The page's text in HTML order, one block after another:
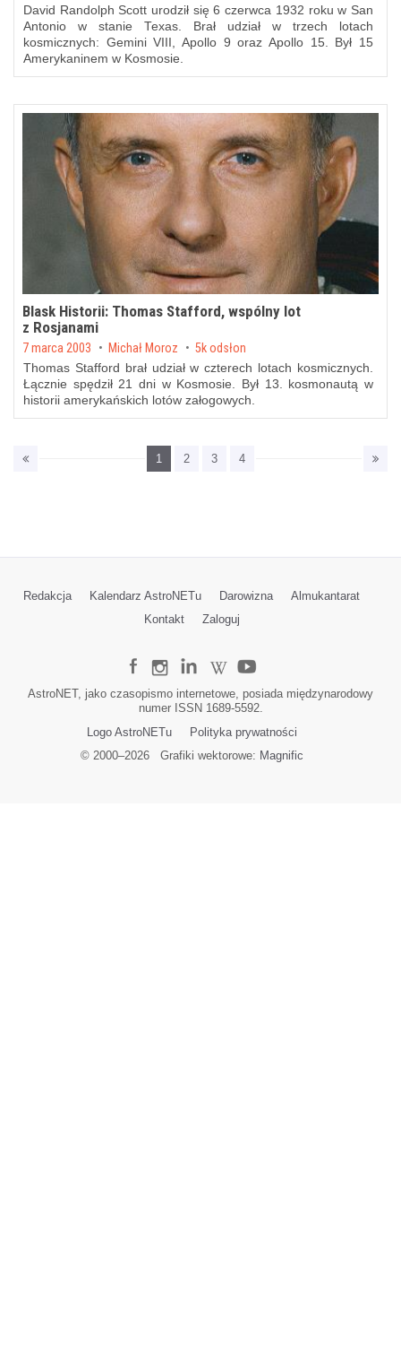
David Randolph Scott urodził się 6 czerwca 1932 roku w San
Antonio w stanie Texas. Brał udział w trzech lotach
kosmicznych: Gemini VIII, Apollo 9 oraz Apollo 15. Był 15
Amerykaninem w Kosmosie.
Blask Historii: Thomas Stafford, wspólny lot
z Rosjanami
Posted on
7 marca 2003 by Michał Moroz 5k odsłon
Thomas Stafford brał udział w czterech lotach kosmicznych.
Łącznie spędził 21 dni w Kosmosie. Był 13. kosmonautą w
historii amerykańskich lotów załogowych.
1 2 3 4
Redakcja Kalendarz AstroNETu Darowizna
Almukantarat
Kontakt
Zaloguj
AstroNET, jako czasopismo internetowe, posiada międzynarodowy
numer ISSN 1689-5592.
Logo AstroNETu
Polityka prywatności
© 2000–2026Grafiki wektorowe: Magnific